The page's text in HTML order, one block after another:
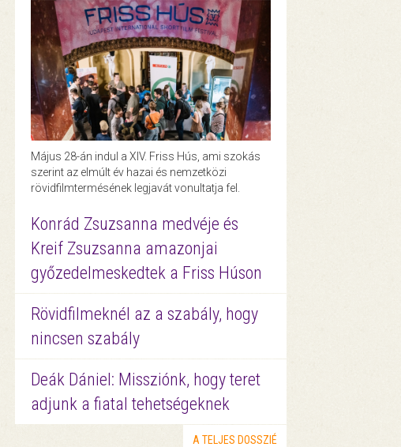
Május 28-án indul a XIV. Friss Hús, ami szokás
szerint az elmúlt év hazai és nemzetközi
rövidfilmtermésének legjavát vonultatja fel.
Konrád Zsuzsanna medvéje és
Kreif Zsuzsanna amazonjai
győzedelmeskedtek a Friss Húson
Rövidfilmeknél az a szabály, hogy
nincsen szabály
Deák Dániel: Missziónk, hogy teret
adjunk a fiatal tehetségeknek
A TELJES DOSSZIÉ